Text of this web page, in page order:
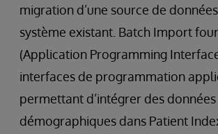
migration d’une source de
système existant. Batch Import
(Application Programming
interfaces de programmation
permettant d’intégrer des données
démographiques dans Patient